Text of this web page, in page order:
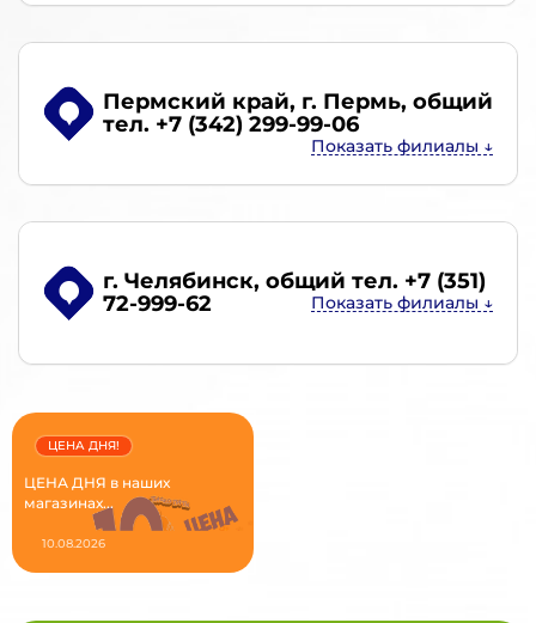
Пермский край, г. Пермь, общий
тел. +7 (342) 299-99-06
г. Челябинск, общий тел. +7 (351)
72-999-62
ЦЕНА ДНЯ в наших
магазинах...
ЦЕНА ДНЯ!
10.08.2026